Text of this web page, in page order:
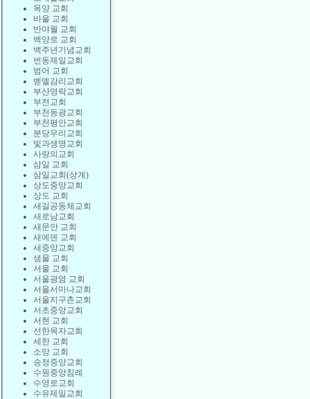
목양 교회
바울 교회
반야월 교회
백양로 교회
백주년기념교회
번동제일교회
범어 교회
벧엘감리교회
부산영락교회
부전교회
부천동광교회
부천평안교회
분당우리교회
빛과생명교회
사랑의교회
삼일 교회
삼일교회(상계)
상도중앙교회
상도 교회
새길공동체교회
새로남교회
새문안 교회
새에덴 교회
새중앙교회
샘물 교회
서울 교회
서울광염 교회
서울서마나교회
서울지구촌교회
서초중앙교회
서현 교회
선한목자교회
세한 교회
소망 교회
송정중앙교회
수원중앙침례
수영로교회
수유제일교회